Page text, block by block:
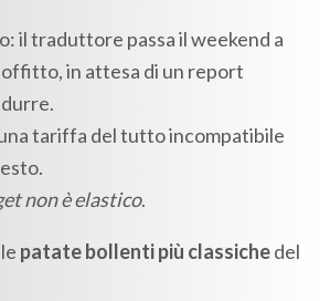
il traduttore passa il weekend a
in attesa di un report
tariffa del tutto incompatibile
non è elastico.
patate bollenti più classichedel